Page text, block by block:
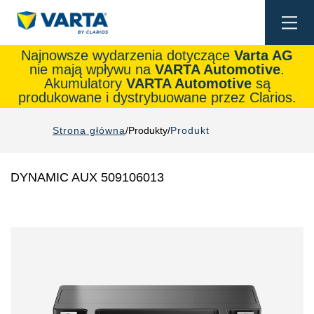
Najnowsze wydarzenia dotyczące Varta AG
nie mają wpływu na VARTA Automotive.
Akumulatory VARTA Automotivesą
produkowane i dystrybuowane przez Clarios.
Strona główna Produkty Produkt
DYNAMIC AUX 509106013